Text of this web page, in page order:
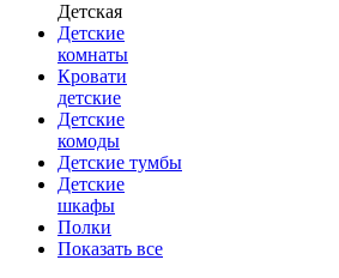
Детская
Детские
комнаты
Кровати
детские
Детские
комоды
Детские тумбы
Детские
шкафы
Полки
Показать все